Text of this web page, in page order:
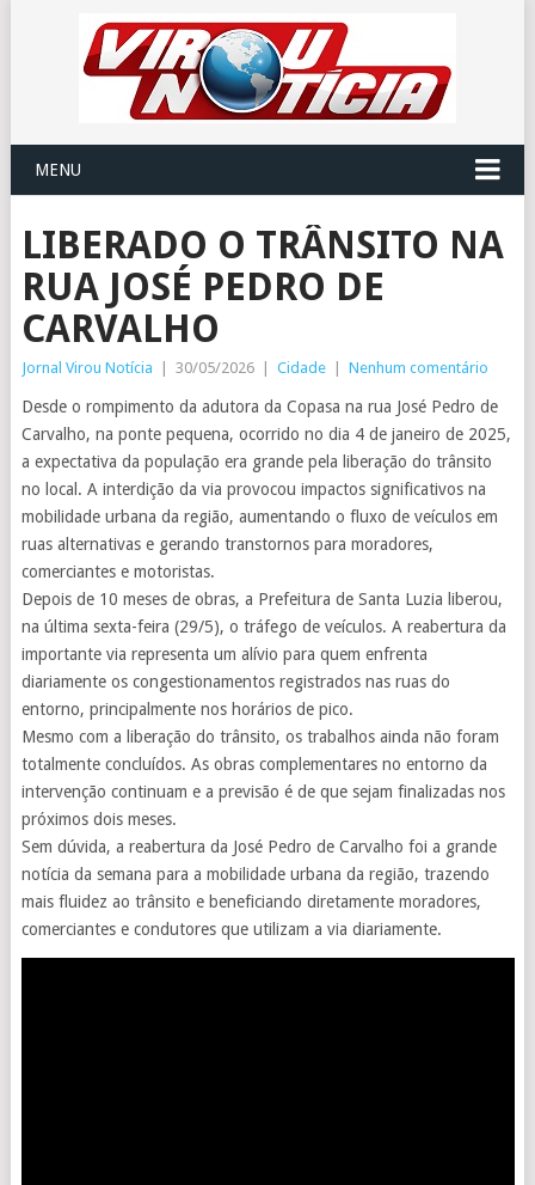
MENU
LIBERADO O TRÂNSITO NA
RUA JOSÉ PEDRO DE
CARVALHO
Jornal Virou Notícia 30/05/2026 Cidade Nenhum comentário
Desde o rompimento da adutora da Copasa na rua José Pedro de
Carvalho, na ponte pequena, ocorrido no dia 4 de janeiro de 2025,
a expectativa da população era grande pela liberação do trânsito
no local. A interdição da via provocou impactos significativos na
mobilidade urbana da região, aumentando o fluxo de veículos em
ruas alternativas e gerando transtornos para moradores,
comerciantes e motoristas.
Depois de 10 meses de obras, a Prefeitura de Santa Luzia liberou,
na última sexta-feira (29/5), o tráfego de veículos. A reabertura da
importante via representa um alívio para quem enfrenta
diariamente os congestionamentos registrados nas ruas do
entorno, principalmente nos horários de pico.
Mesmo com a liberação do trânsito, os trabalhos ainda não foram
totalmente concluídos. As obras complementares no entorno da
intervenção continuam e a previsão é de que sejam finalizadas nos
próximos dois meses.
Sem dúvida, a reabertura da José Pedro de Carvalho foi a grande
notícia da semana para a mobilidade urbana da região, trazendo
mais fluidez ao trânsito e beneficiando diretamente moradores,
comerciantes e condutores que utilizam a via diariamente.